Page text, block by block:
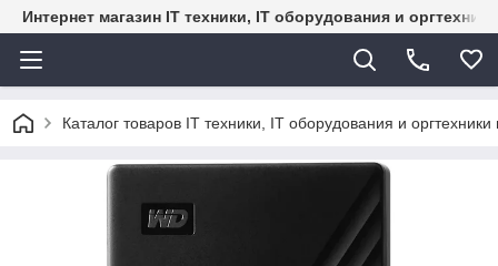
Интернет магазин IT техники, IT оборудования и
Каталог товаров IT техники, IT оборудования и